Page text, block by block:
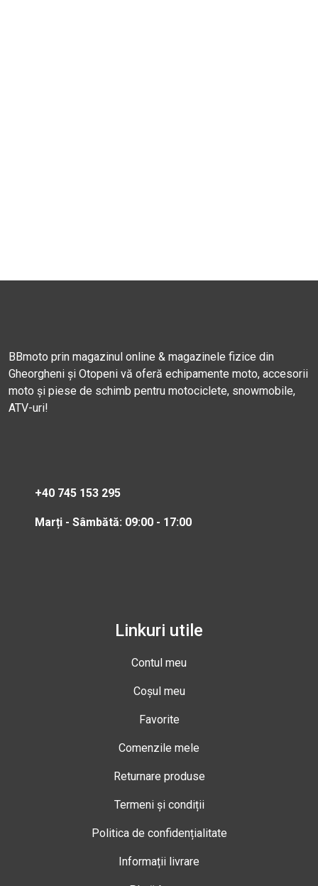
BBmoto prin magazinul online & magazinele fizice din
Gheorgheni și Otopeni vă oferă echipamente moto, accesorii
moto și piese de schimb pentru motociclete, snowmobile,
ATV-uri!
+40 745 153 295
Marți - Sâmbătă: 09:00 - 17:00
Linkuri utile
Contul meu
Coșul meu
Favorite
Comenzile mele
Returnare produse
Termeni și condiții
Politica de confidențialitate
Informații livrare